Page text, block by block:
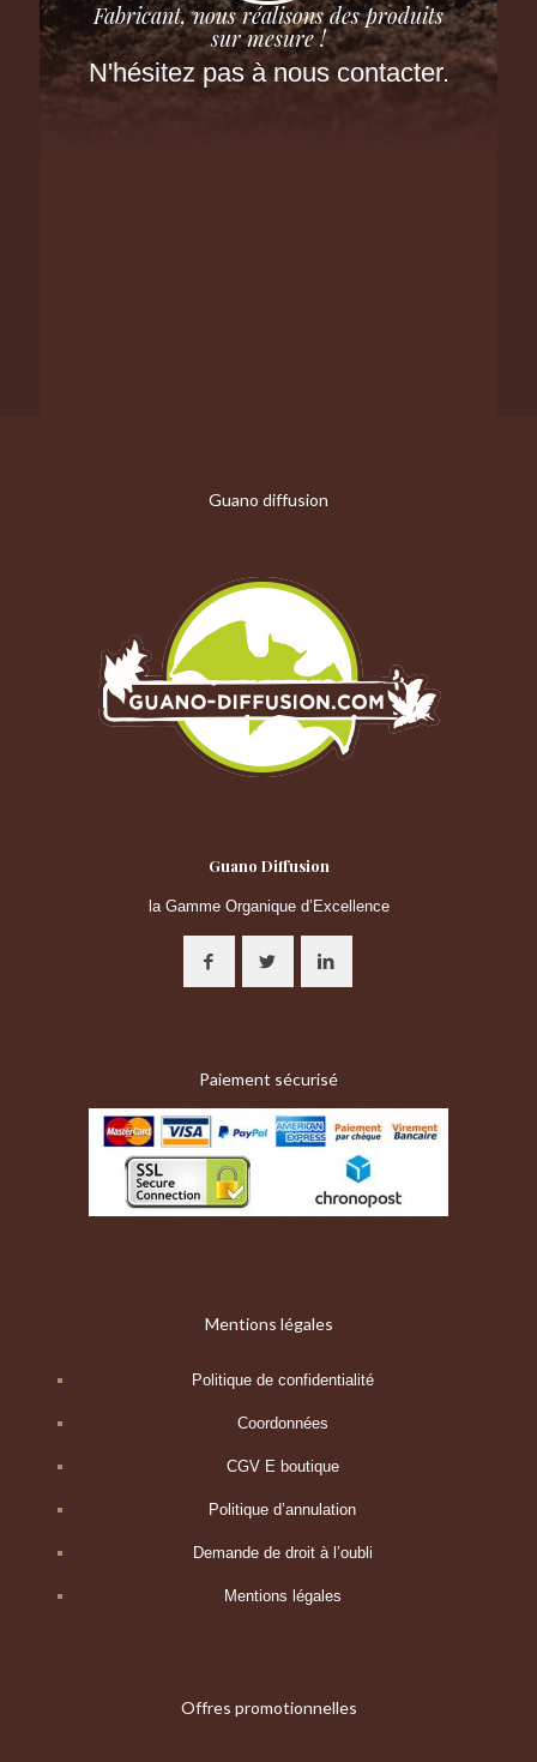
Fabricant, nous réalisons des produits
sur mesure !
N'hésitez pas à nous contacter.
Guano diffusion
Guano Diffusion
la Gamme Organique d’Excellence
Paiement sécurisé
Mentions légales
Politique de confidentialité
Coordonnées
CGV E boutique
Politique d’annulation
Demande de droit à l’oubli
Mentions légales
Offres promotionnelles